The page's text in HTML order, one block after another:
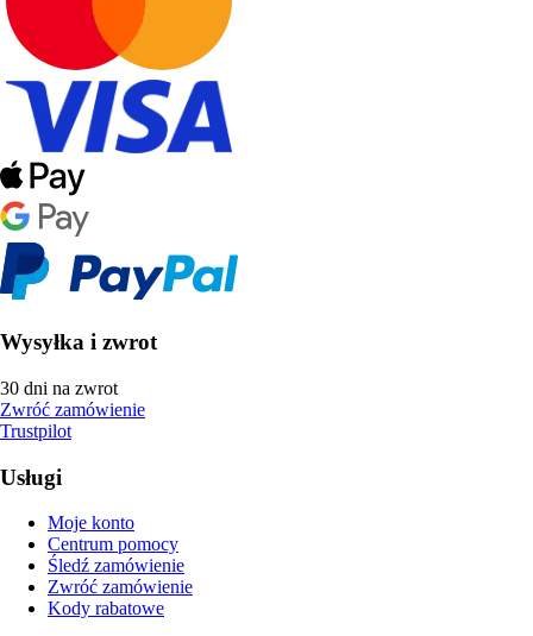
Wysyłka i zwrot
30 dni na zwrot
Zwróć zamówienie
Trustpilot
Usługi
Moje konto
Centrum pomocy
Śledź zamówienie
Zwróć zamówienie
Kody rabatowe